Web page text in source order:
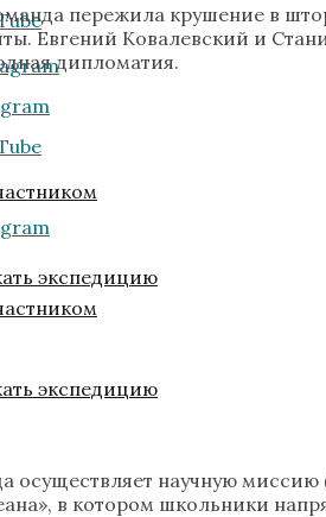
экспедицию
экспедицию
пережила крушение в
Евгений Ковалевский и
дипломатия.
осуществляет научную
в котором школьники